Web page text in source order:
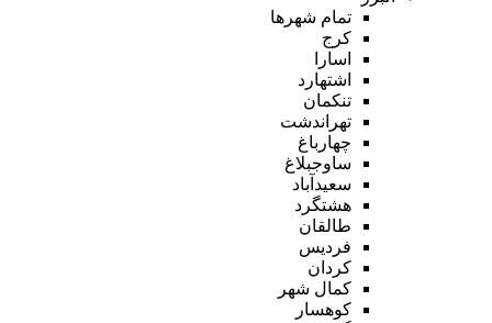
تمام شهر‌ها
کرج
اسارا
اشتهارد
تنکمان
تهراندشت
چهارباغ
ساوجبلاغ
سعیدآباد
هشتگرد
طالقان
فردیس
کردان
کمال شهر
کوهسار